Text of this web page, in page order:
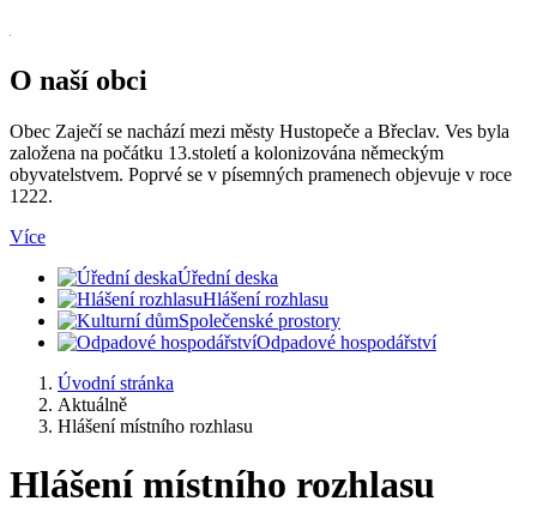
O naší obci
Obec Zaječí se nachází mezi městy Hustopeče a Břeclav. Ves byla
založena na počátku 13.století a kolonizována německým
obyvatelstvem. Poprvé se v písemných pramenech objevuje v roce
1222.
Více
Úřední deska
Hlášení rozhlasu
Společenské prostory
Odpadové hospodářství
Úvodní stránka
Aktuálně
Hlášení místního rozhlasu
Hlášení místního rozhlasu